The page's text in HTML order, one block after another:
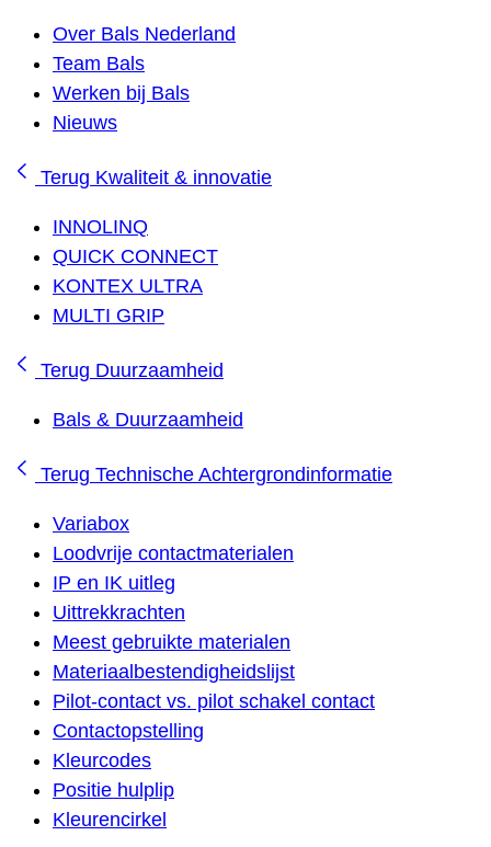
Over Bals Nederland
Team Bals
Werken bij Bals
Nieuws
Terug Kwaliteit & innovatie
INNOLINQ
QUICK CONNECT
KONTEX ULTRA
MULTI GRIP
Terug Duurzaamheid
Bals & Duurzaamheid
Terug Technische Achtergrondinformatie
Variabox
Loodvrije contactmaterialen
IP en IK uitleg
Uittrekkrachten
Meest gebruikte materialen
Materiaalbestendigheidslijst
Pilot-contact vs. pilot schakel contact
Contactopstelling
Kleurcodes
Positie hulplip
Kleurencirkel